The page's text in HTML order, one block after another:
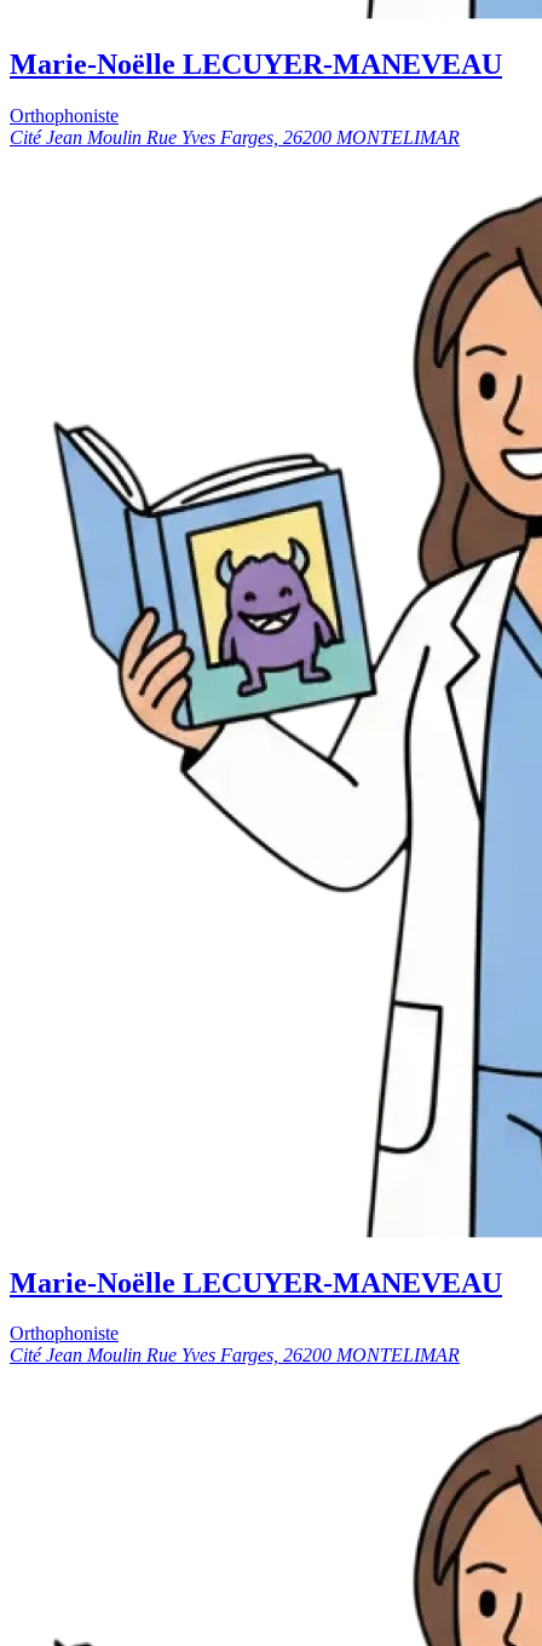
Marie-Noëlle LECUYER-MANEVEAU
Orthophoniste
Cité Jean Moulin Rue Yves Farges, 26200 MONTELIMAR
Marie-Noëlle LECUYER-MANEVEAU
Orthophoniste
Cité Jean Moulin Rue Yves Farges, 26200 MONTELIMAR